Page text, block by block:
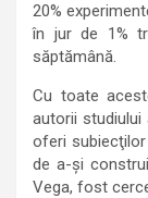
20%
în jur de 1%
săptămână.
Cu toate
autorii studiului
oferi
de a-şi
Vega, fost